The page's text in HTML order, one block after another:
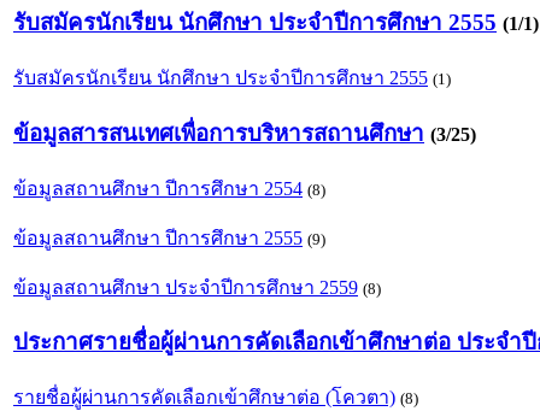
รับสมัครนักเรียน นักศึกษา ประจำปีการศึกษา 2555 (1/1)
รับสมัครนักเรียน นักศึกษา ประจำปีการศึกษา 2555 (1)
ข้อมูลสารสนเทศเพื่อการบริหารสถานศึกษา (3/25)
ข้อมูลสถานศึกษา ปีการศึกษา 2554 (8)
ข้อมูลสถานศึกษา ปีการศึกษา 2555 (9)
ข้อมูลสถานศึกษา ประจำปีการศึกษา 2559 (8)
ประกาศรายชื่อผู้ผ่านการคัดเลือกเข้าศึกษาต่อ ประจำ
รายชื่อผู้ผ่านการคัดเลือกเข้าศึกษาต่อ (โควตา) (8)